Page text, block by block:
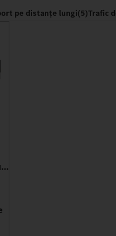
pe distanțe lungi(5)Trafic